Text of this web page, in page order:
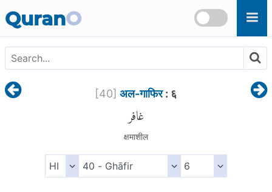
QuranO
[40] अल-गाफिर: ६
غافر
क्षमाशील